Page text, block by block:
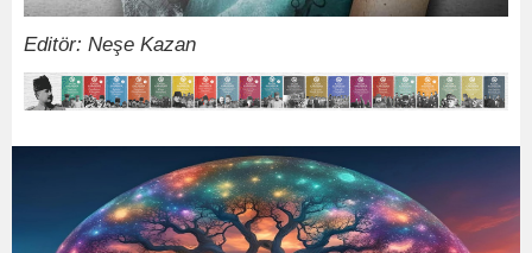
Editör: Neşe Kazan